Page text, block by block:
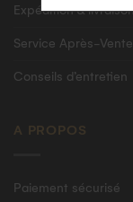
Expédition &
Service Après-Vente
Conseils d’entretien
A PROPOS
Paiement sécurisé